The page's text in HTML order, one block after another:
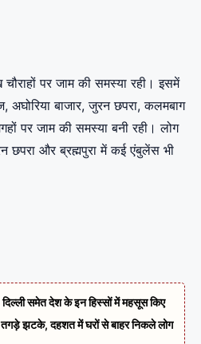
पर जाम की समस्या रही। इसमें
बाजार, जुरन छपरा, कलमबाग
पर जाम की समस्या बनी रही। लोग
और ब्रह्मपुरा में कई एंबुलेंस भी
समेत देश के इन हिस्सों में महसूस किए
झटके, दहशत में घरों से बाहर निकले लोग